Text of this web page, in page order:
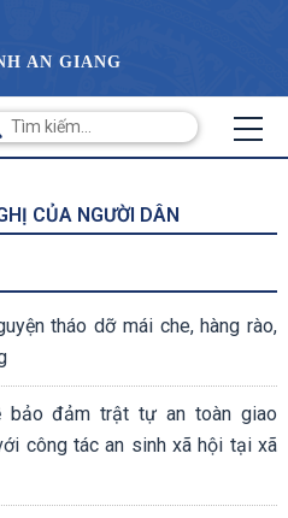
AN GIANG
CỦA NGƯỜI DÂN
tháo dỡ mái che, hàng rào,
bảo đảm trật tự an toàn giao
công tác an sinh xã hội tại xã